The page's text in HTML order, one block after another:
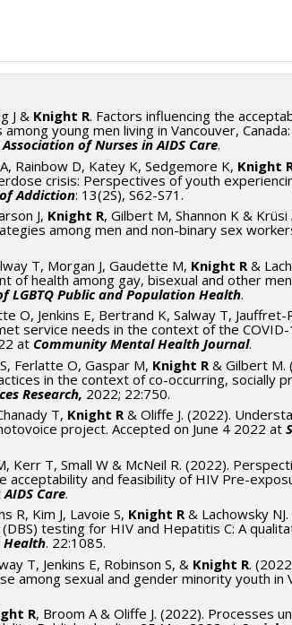
fonctionnement: VIH/SIDA
J & Knight R. Factors influencing the
young men living in Vancouver,
of Nurses in AIDS Care.
Rainbow D, Katey K, Sedgemore K, Knight
crisis: Perspectives of youth
Addiction: 13(2S), S62-S71.
J, Knight R, Gilbert M, Shannon K &
among men and non-binary sex
T, Morgan J, Gaudette M, Knight R &
of health among gay, bisexual and other
LGBTQ Public and Population Health.
O, Jenkins E, Bertrand K, Salway T,
service needs in the context of the
at Community Mental Health Journal.
Ferlatte O, Gaspar M, Knight R & Gilbert M.
in the context of co-occurring, socially
Research, 2022; 22:750.
T, Knight R& Oliffe J. (2022).
project. Accepted on June 4 2022 at
Kerr T, Small W & McNeil R. (2022).
acceptability and feasibility of HIV Pre-
AIDS Care.
R, Kim J, Lavoie S, Knight R& Lachowsky
testing for HIV and Hepatitis C: A
Health. 22:1085.
T, Jenkins E, Robinson S, & Knight R.
among sexual and gender minority youth in
R, Broom A & Oliffe J. (2022). Processes